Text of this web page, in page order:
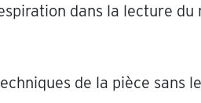
dans la lecture
de la pièce sans